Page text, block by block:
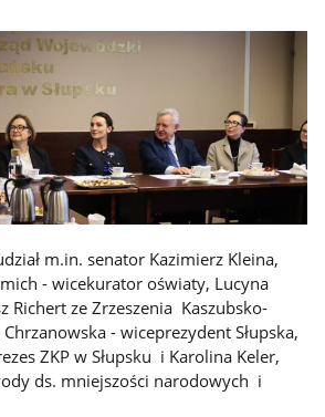
m.in. senator Kazimierz Kleina,
- wicekurator oświaty, Lucyna
Richert ze Zrzeszenia Kaszubsko-
- wiceprezydent Słupska,
ZKP w Słupsku i Karolina Keler,
ds. mniejszości narodowych i